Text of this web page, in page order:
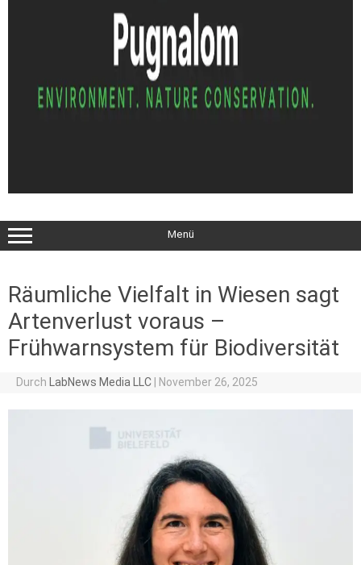
Menü
Räumliche Vielfalt in Wiesen sagt
Artenverlust voraus –
Frühwarnsystem für Biodiversität
Durch LabNews Media LLC November 26, 2025